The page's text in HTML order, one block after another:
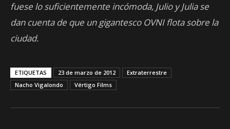
fuese lo suficientemente incómoda, Julio y Julia se
dan cuenta de que un gigantesco OVNI flota sobre la
ciudad.
ETIQUETAS 23 de marzo de 2012
Extraterrestre
Nacho Vigalondo
Vértigo Films